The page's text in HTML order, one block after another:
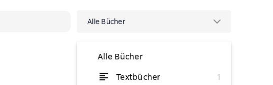
Alle Bücher
Alle Bücher
Textbücher
1
von 2,66 €